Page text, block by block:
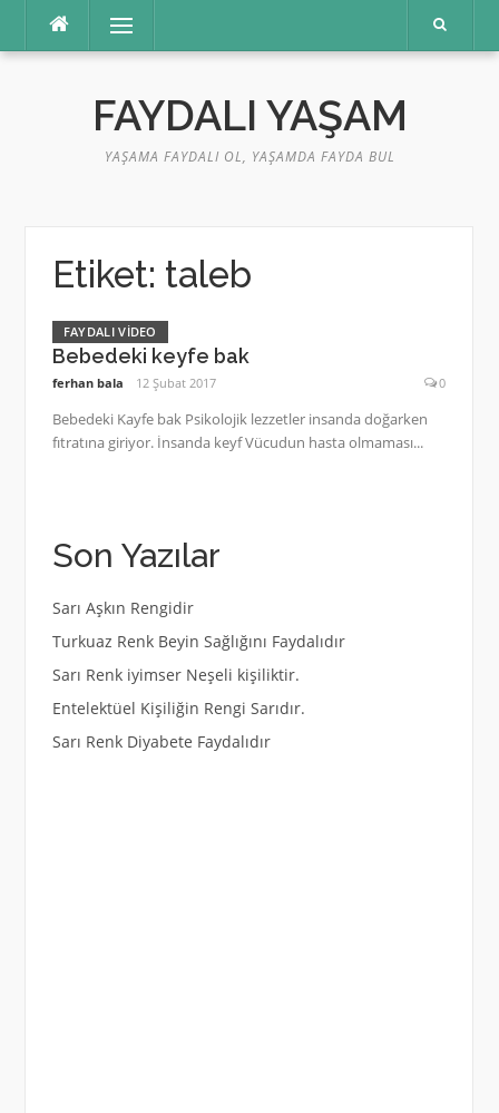
Menü
FAYDALI YAŞAM
YAŞAMA FAYDALI OL, YAŞAMDA FAYDA BUL
Etiket: taleb
FAYDALI VIDEO
Bebedeki keyfe bak
ferhan bala 12 Şubat 2017 0
Bebedeki Kayfe bak Psikolojik lezzetler insanda doğarken
fıtratına giriyor. İnsanda keyf Vücudun hasta olmaması...
Son Yazılar
Sarı Aşkın Rengidir
Turkuaz Renk Beyin Sağlığını Faydalıdır
Sarı Renk iyimser Neşeli kişiliktir.
Entelektüel Kişiliğin Rengi Sarıdır.
Sarı Renk Diyabete Faydalıdır